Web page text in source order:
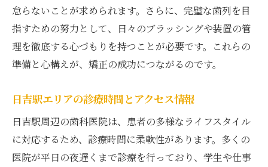
怠らないことが求められます。さらに、完璧な歯列を目
指すための努力として、日々のブラッシングや装置の管
理を徹底する心づもりを持つことが必要です。これらの
準備と心構えが、矯正の成功につながるのです。
日吉駅エリアの診療時間とアクセス情報
日吉駅周辺の歯科医院は、患者の多様なライフスタイル
に対応するため、診療時間に柔軟性があります。多くの
医院が平日の夜遅くまで診療を行っており、学生や仕事